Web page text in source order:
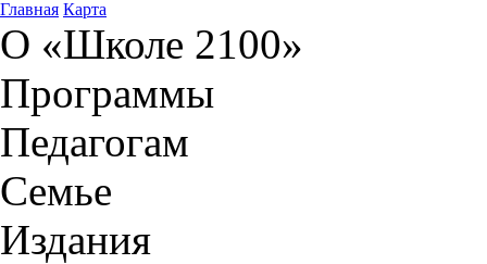
Главная Карта
О «Школе 2100»
Программы
Педагогам
Семье
Издания